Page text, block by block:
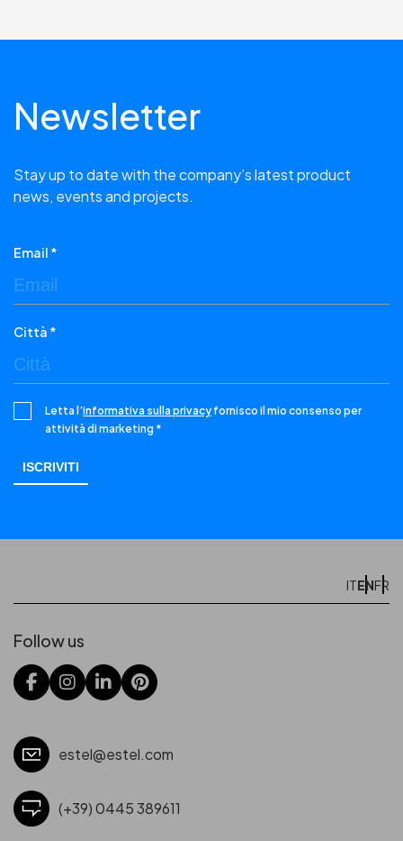
Newsletter
Stay up to date with the company’s latest product
news, events and projects.
Email *
Città *
Letta l’informativa sulla privacy fornisco il mio consenso per
attività di marketing *
ITENFR
Follow us
estel@estel.com
(+39) 0445 389611